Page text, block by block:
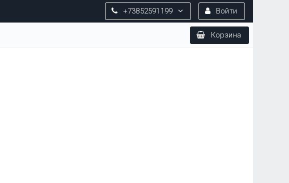
Войти
+73852591199
Корзина